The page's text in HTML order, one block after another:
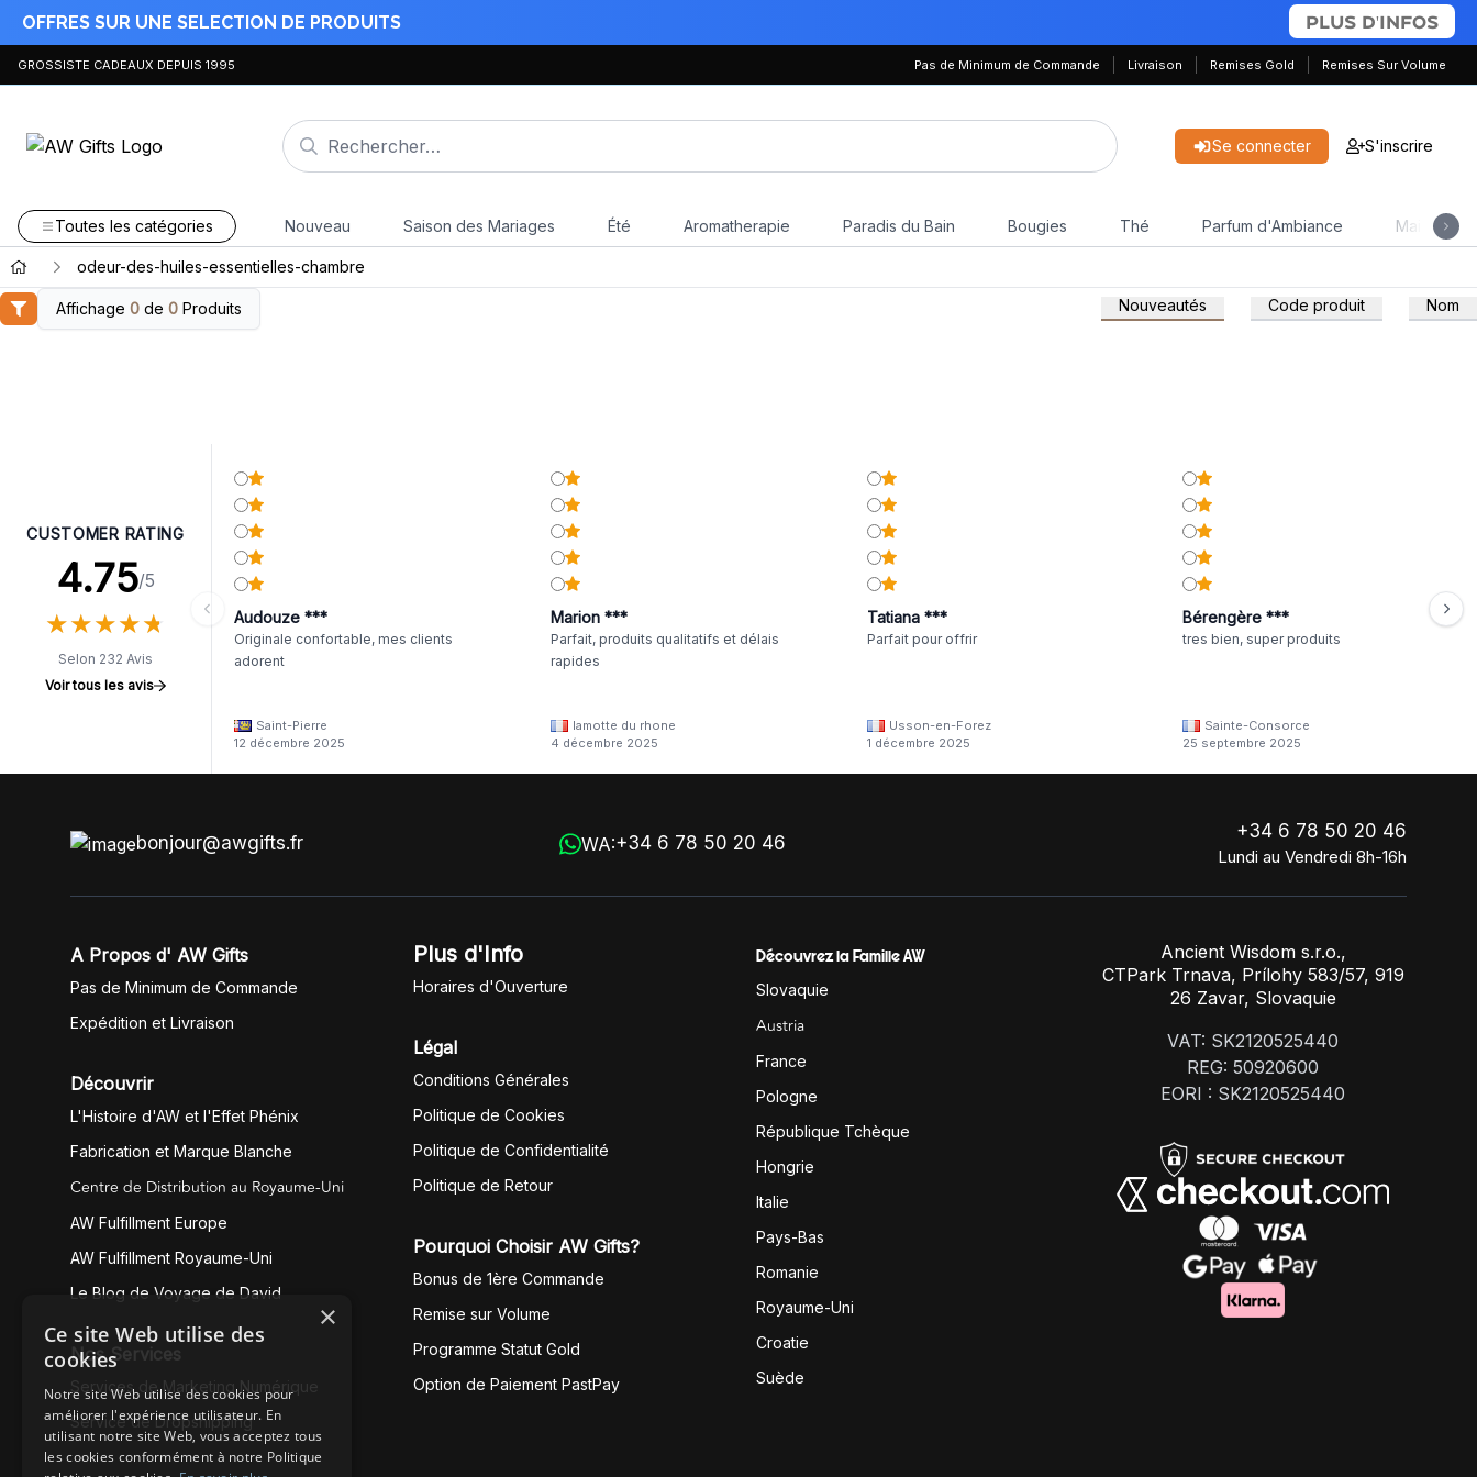
OFFRES SUR UNE SELECTION DE PRODUITS PLUS D'INFOS
GROSSISTE CADEAUX DEPUIS 1995 Pas de Minimum de Commande Livraison Remises Gold Remises Sur Volume
Se connecter S'inscrire
Toutes les catégories Nouveau Saison des Mariages Été Aromatherapie Paradis du Bain Bougies Thé Parfum d'Ambiance Maison &
odeur-des-huiles-essentielles-chambre
Affichage 0de 0Produits Nouveautés Code produit Nom
CUSTOMER RATING
4.75/5
★★★★★
★★★★★
Selon 232 Avis
Voir tous les avis
Audouze ***
Originale confortable, mes clients
adorent
Saint-Pierre
12 décembre 2025
Marion ***
Parfait, produits qualitatifs et délais
rapides
lamotte du rhone
4 décembre 2025
Tatiana ***
Parfait pour offrir
Usson-en-Forez
1 décembre 2025
Bérengère ***
tres bien, super produits
Sainte-Consorce
25 septembre 2025
bonjour@awgifts.fr WA:+34 6 78 50 20 46
+34 6 78 50 20 46
Lundi au Vendredi 8h-16h
A Propos d' AW Gifts
Pas de Minimum de Commande
Expédition et Livraison
Découvrir
L'Histoire d'AW et l'Effet Phénix
Fabrication et Marque Blanche
Centre de Distribution au Royaume-Uni
AW Fulfillment Europe
AW Fulfillment Royaume-Uni
Le Blog de Voyage de David
Nos Services
Services de Marketing Numérique
Service de Dropshipping
Plus d'Info
Horaires d'Ouverture
Légal
Conditions Générales
Politique de Cookies
Politique de Confidentialité
Politique de Retour
Pourquoi Choisir AW Gifts?
Bonus de 1ère Commande
Remise sur Volume
Programme Statut Gold
Option de Paiement PastPay
Découvrez la Famille AW
Slovaquie
Austria
France
Pologne
République Tchèque
Hongrie
Italie
Pays-Bas
Romanie
Royaume-Uni
Croatie
Suède
Ancient Wisdom s.r.o.,
CTPark Trnava, Prílohy 583/57, 919
26 Zavar, Slovaquie
VAT: SK2120525440
REG: 50920600
EORI : SK2120525440
×
Ce site Web utilise des
cookies
Notre site Web utilise des cookies pour
améliorer l'expérience utilisateur. En
utilisant notre site Web, vous acceptez tous
les cookies conformément à notre Politique